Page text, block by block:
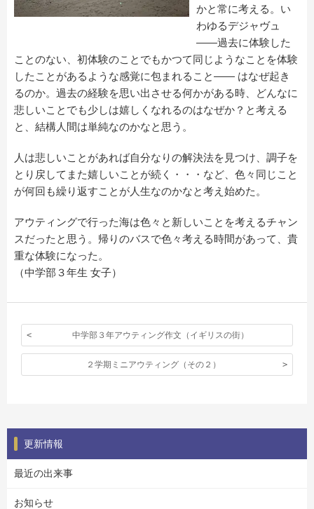
かと常に考える。い
わゆるデジャヴュ
――過去に体験した
ことのない、初体験のことでもかつて同じようなことを体験
したことがあるような感覚に包まれること―― はなぜ起き
るのか。過去の経験を思い出させる何かがある時、どんなに
悲しいことでも少しは嬉しくなれるのはなぜか？と考える
と、結構人間は単純なのかなと思う。
人は悲しいことがあれば自分なりの解決法を見つけ、調子を
とり戻してまた嬉しいことが続く・・・など、色々同じこと
が何回も繰り返すことが人生なのかなと考え始めた。
アウティングで行った海は色々と新しいことを考えるチャン
スだったと思う。帰りのバスで色々考える時間があって、貴
重な体験になった。
（中学部３年生 女子）
中学部３年アウティング作文（イギリスの街）
２学期ミニアウティング（その２）
更新情報
最近の出来事
お知らせ